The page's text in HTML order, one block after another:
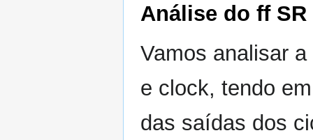
Análise do ff
Vamos analisar
e clock, tendo
das saídas dos